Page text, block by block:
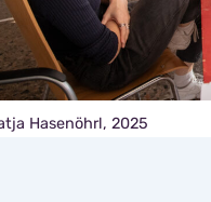
Hasenöhrl, 2025